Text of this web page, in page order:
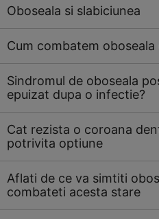
Oboseala si slabiciunea
Cum combatem oboseala
Sindromul de oboseala
epuizat dupa o infectie?
Cat rezista o coroana
potrivita optiune
Aflati de ce va simtiti
combateti acesta stare